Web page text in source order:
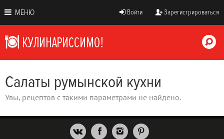
МЕНЮ Войти Зарегистрироваться
Салаты румынской кухни
Увы, рецептов с такими параметрами не найдено.